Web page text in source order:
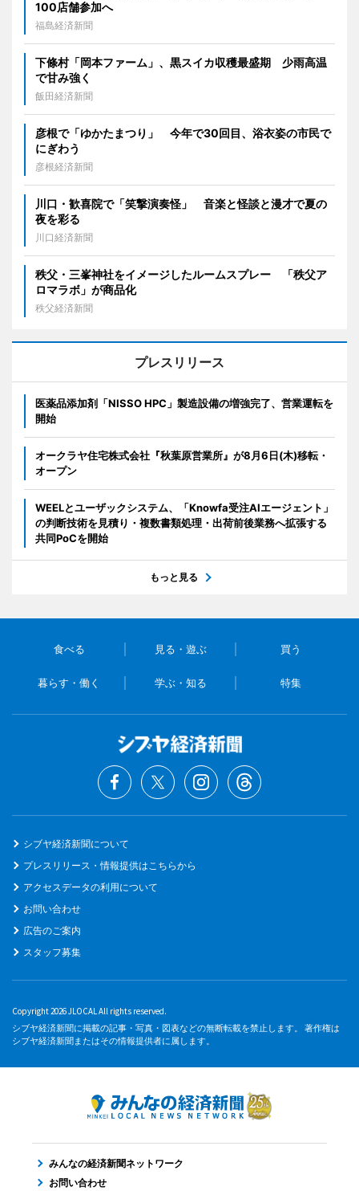
100店舗参加へ
福島経済新聞
下條村「岡本ファーム」、黒スイカ収穫最盛期 少雨高温
で甘み強く
飯田経済新聞
彦根で「ゆかたまつり」 今年で30回目、浴衣姿の市民で
にぎわう
彦根経済新聞
川口・歓喜院で「笑撃演奏怪」 音楽と怪談と漫才で夏の
夜を彩る
川口経済新聞
秩父・三峯神社をイメージしたルームスプレー 「秩父ア
ロマラボ」が商品化
秩父経済新聞
プレスリリース
医薬品添加剤「NISSO HPC」製造設備の増強完了、営業運転を
開始
オークラヤ住宅株式会社『秋葉原営業所』が8月6日(木)移転・
オープン
WEELとユーザックシステム、「Knowfa受注AIエージェント」
の判断技術を見積り・複数書類処理・出荷前後業務へ拡張する
共同PoCを開始
もっと見る
食べる 見る・遊ぶ 買う
暮らす・働く 学ぶ・知る 特集
シブヤ経済新聞について
プレスリリース・情報提供はこちらから
アクセスデータの利用について
お問い合わせ
広告のご案内
スタッフ募集
Copyright 2026 JLOCAL All rights reserved.
シブヤ経済新聞に掲載の記事・写真・図表などの無断転載を禁止します。 著作権は
シブヤ経済新聞またはその情報提供者に属します。
みんなの経済新聞ネットワーク
お問い合わせ